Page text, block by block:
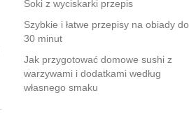
Soki z wyciskarki przepis
Szybkie i łatwe przepisy na obiady do
30 minut
Jak przygotować domowe sushi z
warzywami i dodatkami według
własnego smaku